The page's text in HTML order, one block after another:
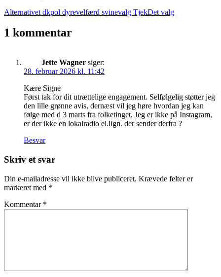
Alternativet dkpol dyrevelfærd svinevalg TjekDet valg
1 kommentar
Jette Wagner siger:
28. februar 2026 kl. 11:42
Kære Signe
Først tak for dit utrættelige engagement. Selfølgelig støtter jeg
den lille grønne avis, dernæst vil jeg høre hvordan jeg kan
følge med d 3 marts fra folketinget. Jeg er ikke på Instagram,
er der ikke en lokalradio el.lign. der sender derfra ?
Besvar
Skriv et svar
Din e-mailadresse vil ikke blive publiceret. Krævede felter er
markeret med *
Kommentar *